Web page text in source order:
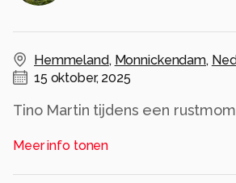
Hemmeland, Monnickendam,
15 oktober, 2025
Tino Martin tijdens een
Meer info tonen